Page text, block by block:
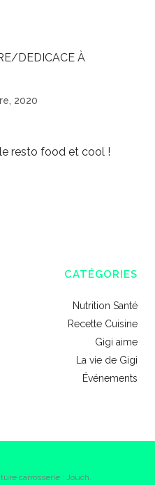
DEDICACE À
2020
resto food et cool !
CATÉGORIES
Nutrition Santé
Recette Cuisine
Gigi aime
La vie de Gigi
Événements
carrosserie : Jouch.